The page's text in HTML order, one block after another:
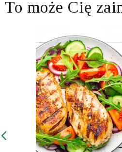
To może Cię